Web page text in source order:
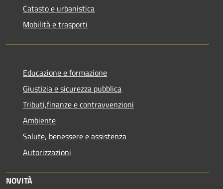
Catasto e urbanistica
Mobilità e trasporti
Educazione e formazione
Giustizia e sicurezza pubblica
Tributi,finanze e contravvenzioni
Ambiente
Salute, benessere e assistenza
Autorizzazioni
NOVITÀ